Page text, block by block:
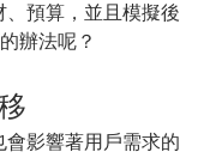
、預算，並且模擬後
辦法呢？
會影響著用戶需求的